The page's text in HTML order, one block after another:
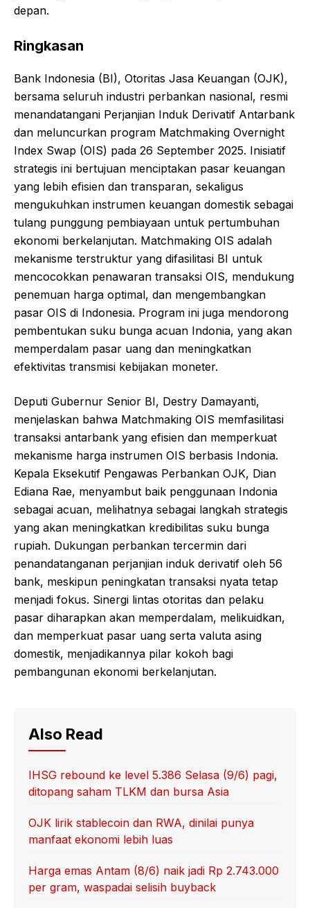
depan.
Ringkasan
Bank Indonesia (BI), Otoritas Jasa Keuangan (OJK),
bersama seluruh industri perbankan nasional, resmi
menandatangani Perjanjian Induk Derivatif Antarbank
dan meluncurkan program Matchmaking Overnight
Index Swap (OIS) pada 26 September 2025. Inisiatif
strategis ini bertujuan menciptakan pasar keuangan
yang lebih efisien dan transparan, sekaligus
mengukuhkan instrumen keuangan domestik sebagai
tulang punggung pembiayaan untuk pertumbuhan
ekonomi berkelanjutan. Matchmaking OIS adalah
mekanisme terstruktur yang difasilitasi BI untuk
mencocokkan penawaran transaksi OIS, mendukung
penemuan harga optimal, dan mengembangkan
pasar OIS di Indonesia. Program ini juga mendorong
pembentukan suku bunga acuan Indonia, yang akan
memperdalam pasar uang dan meningkatkan
efektivitas transmisi kebijakan moneter.
Deputi Gubernur Senior BI, Destry Damayanti,
menjelaskan bahwa Matchmaking OIS memfasilitasi
transaksi antarbank yang efisien dan memperkuat
mekanisme harga instrumen OIS berbasis Indonia.
Kepala Eksekutif Pengawas Perbankan OJK, Dian
Ediana Rae, menyambut baik penggunaan Indonia
sebagai acuan, melihatnya sebagai langkah strategis
yang akan meningkatkan kredibilitas suku bunga
rupiah. Dukungan perbankan tercermin dari
penandatanganan perjanjian induk derivatif oleh 56
bank, meskipun peningkatan transaksi nyata tetap
menjadi fokus. Sinergi lintas otoritas dan pelaku
pasar diharapkan akan memperdalam, melikuidkan,
dan memperkuat pasar uang serta valuta asing
domestik, menjadikannya pilar kokoh bagi
pembangunan ekonomi berkelanjutan.
Also Read
IHSG rebound ke level 5.386 Selasa (9/6) pagi,
ditopang saham TLKM dan bursa Asia
OJK lirik stablecoin dan RWA, dinilai punya
manfaat ekonomi lebih luas
Harga emas Antam (8/6) naik jadi Rp 2.743.000
per gram, waspadai selisih buyback